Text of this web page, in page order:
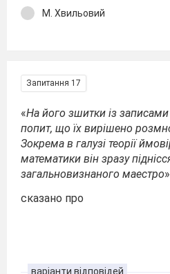
М. Хвильовий
Запитання 17
«На його зшитки із
попит, що їх вирішено
Зокрема в галузі теорії
математики він зразу
загальновизнаного маестро
сказано про
варіанти відповідей